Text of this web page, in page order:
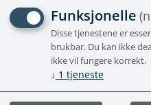
M/LUFTING
MUTTER
34150-01
Funksjonelle
Disse tjenestene er
brukbar. Du kan ikke
ikke vil fungere korrekt.
↓ 1 tjeneste